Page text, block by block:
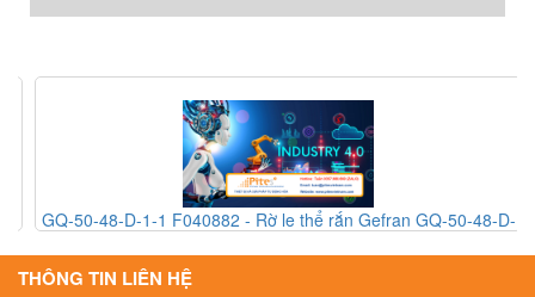
GQ-50-48-D-1-1 F040882 - Rờ le thể rắn Gefran GQ-50-48-D-
THÔNG TIN LIÊN HỆ